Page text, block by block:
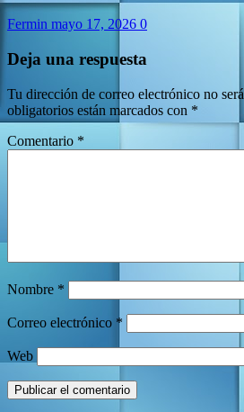
Fermin mayo 17, 2026 0
Deja una respuesta
Tu dirección de correo electrónico no
obligatorios están marcados con *
Comentario *
Nombre *
Correo electrónico *
Web